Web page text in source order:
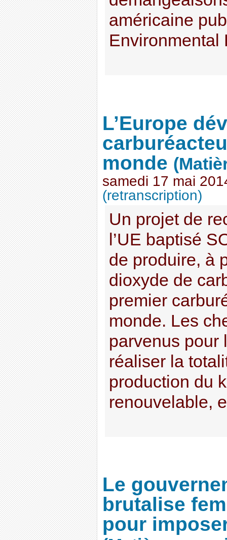
américaine
Environmental
L’Europe
monde
samedi 17 mai
(retranscription)
Un projet de
l’UE baptisé
de produire, à
dioxyde de
premier
monde. Les
parvenus pour
réaliser la
production du
renouvelable,
Le
brutalise
pour